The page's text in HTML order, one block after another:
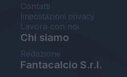
Contatti
Impostazioni privacy
Lavora con noi
Chi siamo
Redazione
Fantacalcio S.r.l.